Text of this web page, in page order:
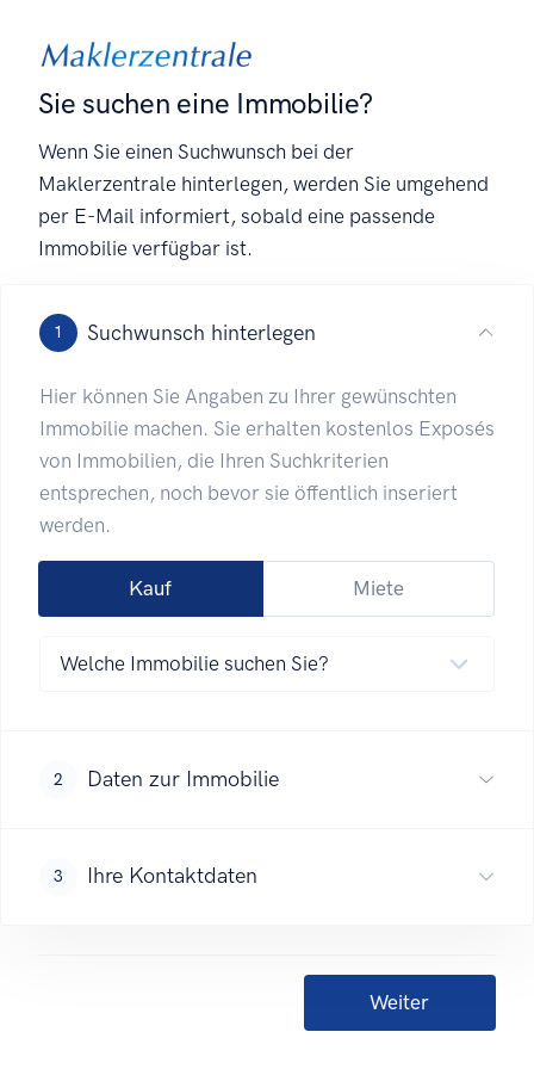
Sie suchen eine Immobilie?
Wenn Sie einen Suchwunsch bei der
Maklerzentrale hinterlegen, werden Sie umgehend
per E-Mail informiert, sobald eine passende
Immobilie verfügbar ist.
1 Suchwunsch hinterlegen
Hier können Sie Angaben zu Ihrer gewünschten
Immobilie machen. Sie erhalten kostenlos Exposés
von Immobilien, die Ihren Suchkriterien
entsprechen, noch bevor sie öffentlich inseriert
werden.
Kauf Miete
2 Daten zur Immobilie
3 Ihre Kontaktdaten
Weiter